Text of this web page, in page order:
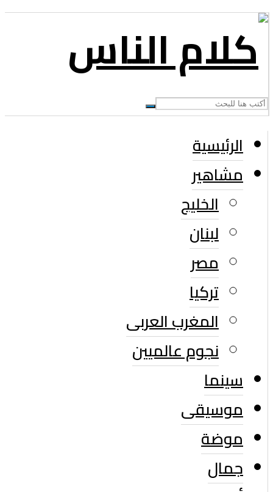
الرئيسية
مشاهير
الخليج
لبنان
مصر
تركيا
المغرب العربى
نجوم عالميين
سينما
موسيقى
موضة
جمال